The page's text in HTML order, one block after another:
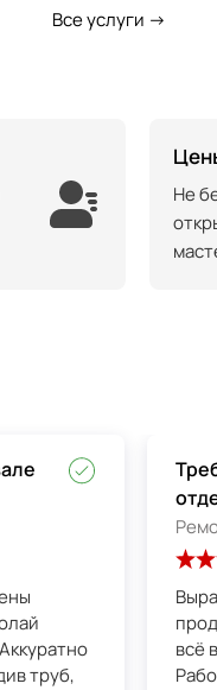
Все услуги ->
Не
труб,
всё